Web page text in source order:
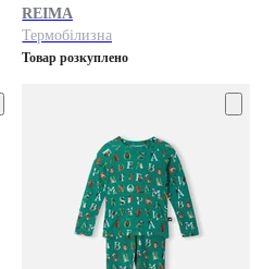
REIMA
Термобілизна
Товар розкуплено